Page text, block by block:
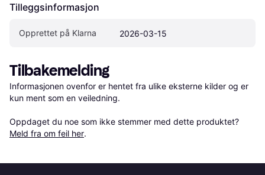
Tilleggsinformasjon
Opprettet på Klarna 2026-03-15
Tilbakemelding
Informasjonen ovenfor er hentet fra ulike eksterne kilder og er
kun ment som en veiledning.
Oppdaget du noe som ikke stemmer med dette produktet?
Meld fra om feil her.